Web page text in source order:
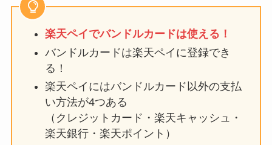
楽天ペイでバンドルカードは使える！
バンドルカードは楽天ペイに登録でき
る！
楽天ペイにはバンドルカード以外の支払
い方法が4つある
（クレジットカード・楽天キャッシュ・
楽天銀行・楽天ポイント）